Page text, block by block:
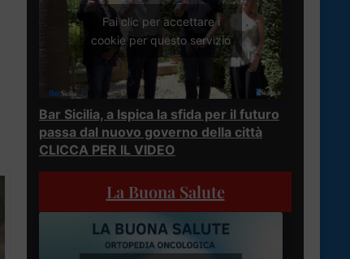
Fai clic per accettare i
cookie per questo servizio
Bar Sicilia, a Ispica la sfida per il futuro
passa dal nuovo governo della città
CLICCA PER IL VIDEO
La Buona Salute